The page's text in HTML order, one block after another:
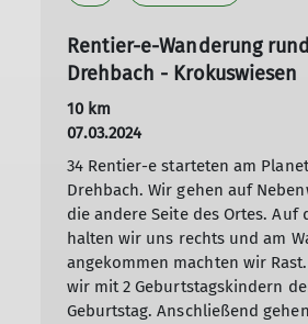
Rentier-e-Wanderung
Drehbach - Krokuswiesen
10 km
07.03.2024
34 Rentier-e starteten am
Drehbach. Wir gehen auf
die andere Seite des Ortes. Auf
halten wir uns rechts und am
angekommen machten wir
wir mit 2 Geburtstagskindern
Geburtstag. Anschließend